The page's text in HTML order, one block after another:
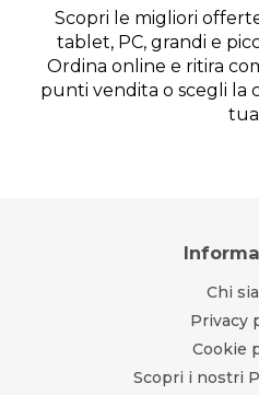
Scopri le migliori
tablet, PC, grandi e
Ordina online e ritira
punti vendita o scegli la
Chi
Privacy
Cookie
Scopri i nostri